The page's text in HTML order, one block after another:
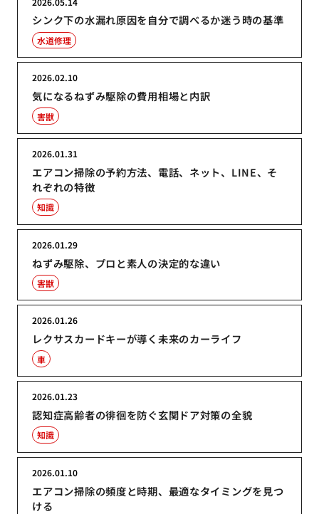
シンク下の水漏れ原因を自分で調べるか迷う時の基準
水道修理
気になるねずみ駆除の費用相場と内訳
2026.02.10
害獣
エアコン掃除の予約方法、電話、ネット、LINE、そ
れぞれの特徴
2026.01.31
知識
ねずみ駆除、プロと素人の決定的な違い
2026.01.29
害獣
レクサスカードキーが導く未来のカーライフ
2026.01.26
車
認知症高齢者の徘徊を防ぐ玄関ドア対策の全貌
2026.01.23
知識
エアコン掃除の頻度と時期、最適なタイミングを見つ
ける
2026.01.10